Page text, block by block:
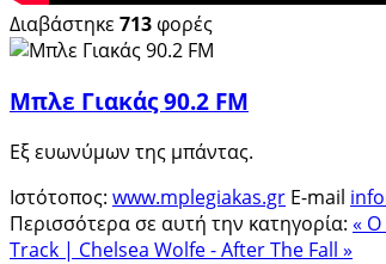
Διαβάστηκε 713 φορές
Μπλε Γιακάς 90.2 FM
Εξ ευωνύμων της μπάντας.
Ιστότοπος: www.mplegiakas.gr E-mail
Περισσότερα σε αυτή την κατηγορία: « Ο
Track | Chelsea Wolfe - After The Fall »